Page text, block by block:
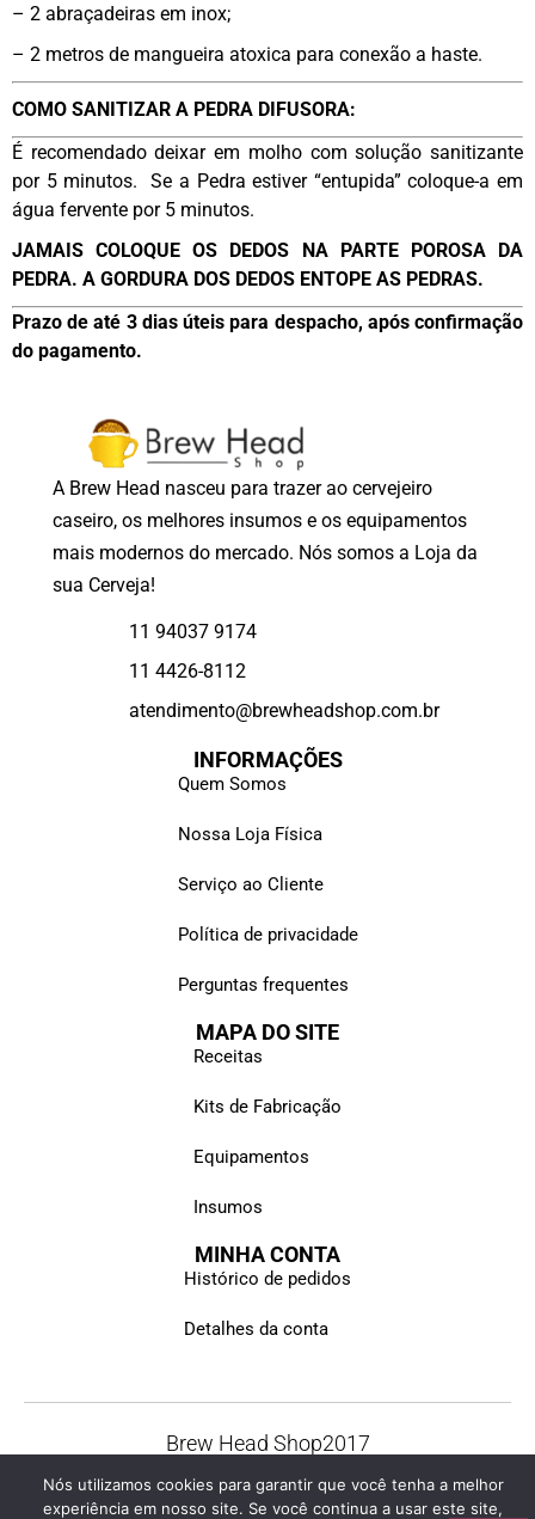
– 2 abraçadeiras em inox;
– 2 metros de mangueira atoxica para conexão a haste.
COMO SANITIZAR A PEDRA DIFUSORA:
É recomendado deixar em molho com solução sanitizante
por 5 minutos. Se a Pedra estiver “entupida” coloque-a em
água fervente por 5 minutos.
JAMAIS COLOQUE OS DEDOS NA PARTE POROSA DA
PEDRA. A GORDURA DOS DEDOS ENTOPE AS PEDRAS.
Prazo de até 3 dias úteis para despacho, após confirmação
do pagamento.
A Brew Head nasceu para trazer ao cervejeiro
caseiro, os melhores insumos e os equipamentos
mais modernos do mercado. Nós somos a Loja da
sua Cerveja!
11 94037 9174
11 4426-8112
atendimento@brewheadshop.com.br
INFORMAÇÕES
Quem Somos
Nossa Loja Física
Serviço ao Cliente
Política de privacidade
Perguntas frequentes
MAPA DO SITE
Receitas
Kits de Fabricação
Equipamentos
Insumos
MINHA CONTA
Histórico de pedidos
Detalhes da conta
Brew Head Shop2017
© Todos os direitos reservados
Nós utilizamos cookies para garantir que você tenha a melhor
experiência em nosso site. Se você continua a usar este site,